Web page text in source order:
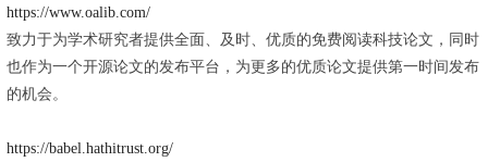
https://www.oalib.com/
致力于为学术研究者提供全面、及时、优质的免费阅读科技论文，同时
也作为一个开源论文的发布平台，为更多的优质论文提供第一时间发布
的机会。
https://babel.hathitrust.org/